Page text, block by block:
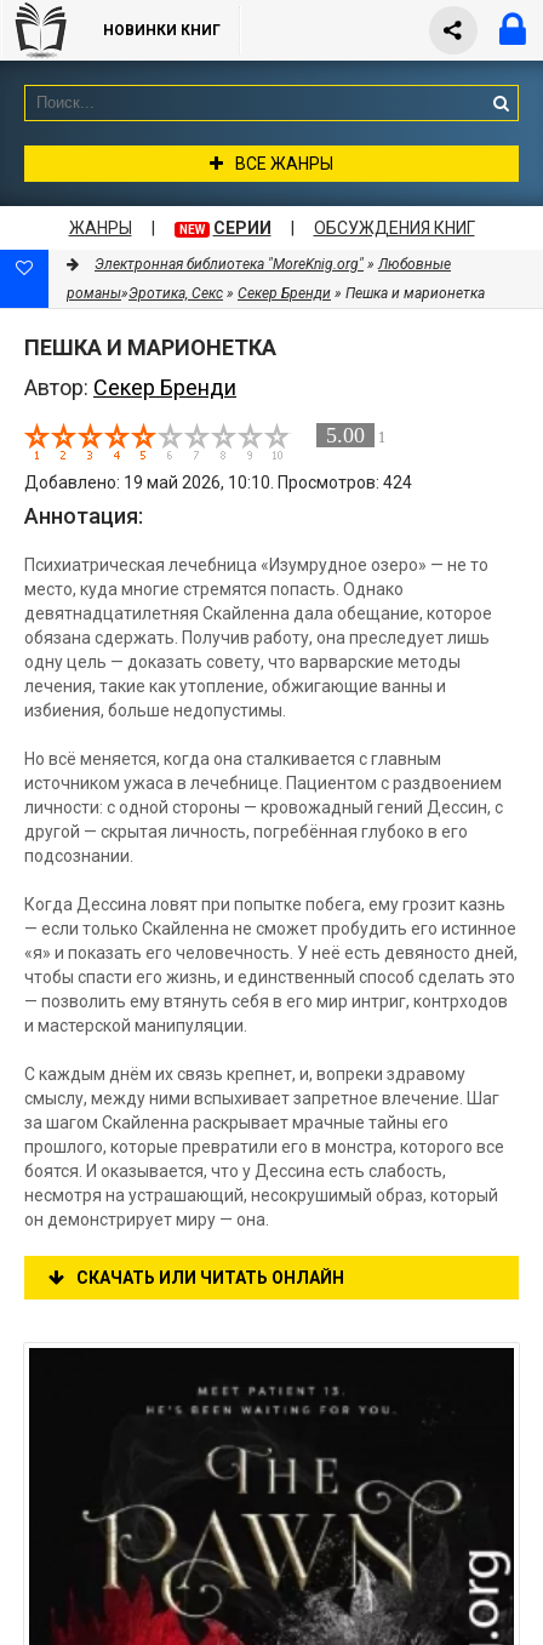
НОВИНКИ КНИГ
ВСЕ ЖАНРЫ
ЖАНРЫ NEW СЕРИИ ОБСУЖДЕНИЯ КНИГ
Электронная библиотека "MoreKnig.org" »Любовные
романы»Эротика, Секс » Секер Бренди » Пешка и марионетка
ПЕШКА И МАРИОНЕТКА
Автор: Секер Бренди
5.00 1
Добавлено: 19 май 2026, 10:10. Просмотров: 424
Аннотация:
Психиатрическая лечебница «Изумрудное озеро» — не то
место, куда многие стремятся попасть. Однако
девятнадцатилетняя Скайленна дала обещание, которое
обязана сдержать. Получив работу, она преследует лишь
одну цель — доказать совету, что варварские методы
лечения, такие как утопление, обжигающие ванны и
избиения, больше недопустимы.
Но всё меняется, когда она сталкивается с главным
источником ужаса в лечебнице. Пациентом с раздвоением
личности: с одной стороны — кровожадный гений Дессин, с
другой — скрытая личность, погребённая глубоко в его
подсознании.
Когда Дессина ловят при попытке побега, ему грозит казнь
— если только Скайленна не сможет пробудить его истинное
«я» и показать его человечность. У неё есть девяносто дней,
чтобы спасти его жизнь, и единственный способ сделать это
— позволить ему втянуть себя в его мир интриг, контрходов
и мастерской манипуляции.
С каждым днём их связь крепнет, и, вопреки здравому
смыслу, между ними вспыхивает запретное влечение. Шаг
за шагом Скайленна раскрывает мрачные тайны его
прошлого, которые превратили его в монстра, которого все
боятся. И оказывается, что у Дессина есть слабость,
несмотря на устрашающий, несокрушимый образ, который
он демонстрирует миру — она.
СКАЧАТЬ ИЛИ ЧИТАТЬ ОНЛАЙН